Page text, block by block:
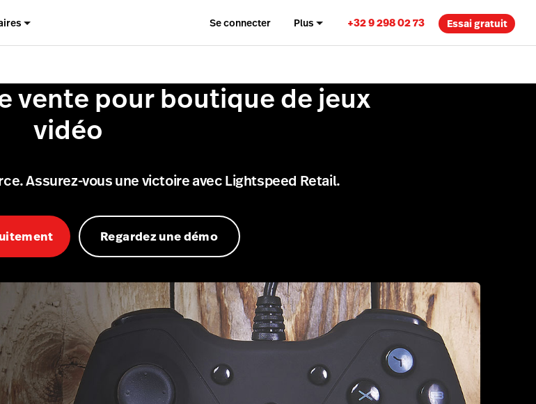
Se connecter Plus +32 9 298 02 73 Essai gratuit
vente pour boutique de jeux
vidéo
Assurez-vous une victoire avec Lightspeed Retail.
Regardez une démo